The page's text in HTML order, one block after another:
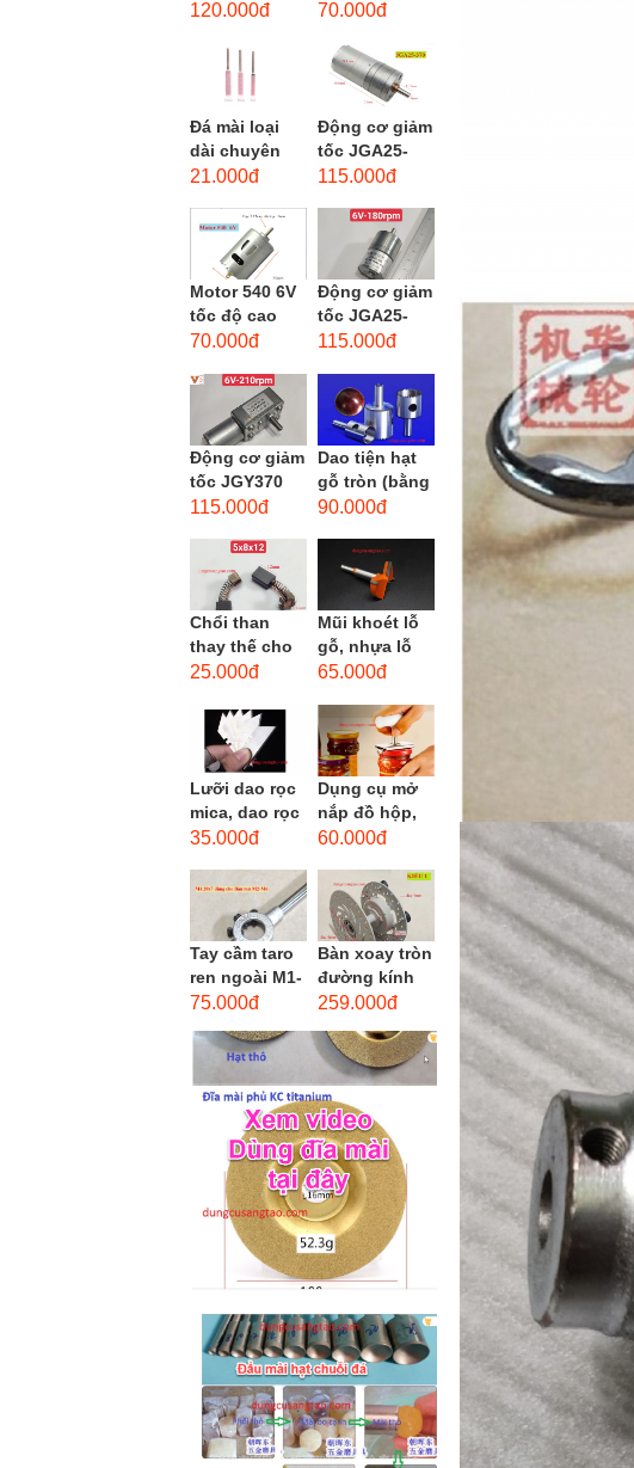
phẳng - độ
120.000đ
dùng cho mũi
M12
70.000đ
Đá mài loại
dài chuyên
dùng mài
loại, đá mài
cạnh,...
21.000đ
Động cơ giảm
tốc JGA25-
370 3-12 VDC.
mini JGA25-
115.000đ
Motor 540 6V
tốc độ cao
20.000 vòng/
torque
70.000đ
Động cơ giảm
tốc JGA25-
310 6-12 VDC.
mini JGA25-
310
115.000đ
Động cơ giảm
tốc JGY370
DC bánh răng
men xoắn
cao...
115.000đ
Dao tiện hạt
gỗ tròn (bằng
thép trắng)
90.000đ
Chổi than
thay thế cho
động cơ, chổi
motor máy
khoan,...
25.000đ
Mũi khoét lỗ
gỗ, nhựa lỗ
lớn D40mm-
opener)
65.000đ
Lưỡi dao rọc
mica, dao rọc
cáp hình
35.000đ
Dụng cụ mở
nắp đồ hộp,
mở nắp lon
đường kính...
60.000đ
Tay cầm taro
ren ngoài M1-
M1.8 (mã
vặn Bàn ren
75.000đ
Bàn xoay tròn
đường kính
22cm bằng
259.000đ